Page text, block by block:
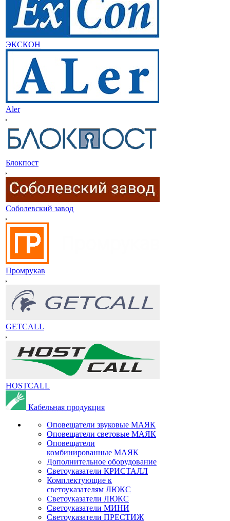
ЭКСКОН
Aler
Блокпост
Соболевский завод
Промрукав
GETCALL
HOSTCALL
Кабельная продукция
Оповещатели звуковые МАЯК
Оповещатели световые МАЯК
Оповещатели
комбинированные МАЯК
Дополнительное оборудование
Светоуказатели КРИСТАЛЛ
Комплектующие к
светоуказателям ЛЮКС
Светоуказатели ЛЮКС
Светоуказатели МИНИ
Светоуказатели ПРЕСТИЖ